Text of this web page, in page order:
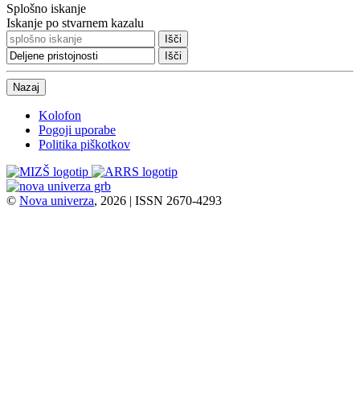
Splošno iskanje
Iskanje po stvarnem kazalu
Išči
Nazaj
Kolofon
Pogoji uporabe
Politika piškotkov
© Nova univerza, 2026 | ISSN 2670-4293